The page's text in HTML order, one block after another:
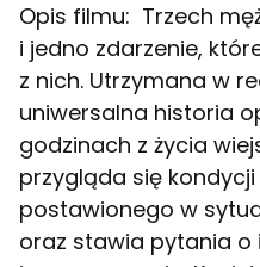
Opis filmu: Trzech
i jedno zdarzenie,
z nich. Utrzymana w
uniwersalna historia
godzinach z życia
przygląda się kondycji
postawionego w
oraz stawia pytania o